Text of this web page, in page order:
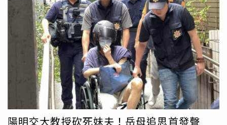
市、台北市、新北市、桃園市、新竹市、新竹縣）：8月13
日下午2時30分至3時（同步辦理行動網路降速演練）。
澎湖縣11%、台東縣及綠島10%、台南市9%、高雄市及屏
東縣7%、蘭嶼5%，恆春4%。氣象署最新「120小時颱風
暴風侵襲機率」。（圖／氣象署提供）氣象署觀測，白海豚
颱風今（3日）上午8時的中心位置在北緯24.3度，東經
148.4度，以每小時25公里速度，向西北西進行。中心氣壓
945百帕，近中心最大風速每秒43公尺，瞬間最大陣風每秒
53公尺，七級風平均暴風半徑320公里，十級風平均暴風半
徑160公里。氣象署表示，白海豚颱風將持續朝西北西方向
移動，預計本周五至下周日接近台灣東北部海面及北部海
面，之後再進入東海，屆時北台灣及中南部都可能受到外圍
陽明交大教授砍死妹夫！岳母追思首發聲